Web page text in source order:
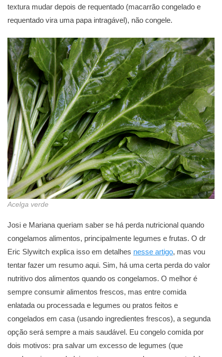
textura mudar depois de requentado (macarrão congelado e
requentado vira uma papa intragável), não congele.
Acelga verde
Josi e Mariana queriam saber se há perda nutricional quando
congelamos alimentos, principalmente legumes e frutas. O dr
Eric Slywitch explica isso em detalhes nesse artigo, mas vou
tentar fazer um resumo aqui. Sim, há uma certa perda do valor
nutritivo dos alimentos quando os congelamos. O melhor é
sempre consumir alimentos frescos, mas entre comida
enlatada ou processada e legumes ou pratos feitos e
congelados em casa (usando ingredientes frescos), a segunda
opção será sempre a mais saudável. Eu congelo comida por
dois motivos: pra salvar um excesso de legumes (que